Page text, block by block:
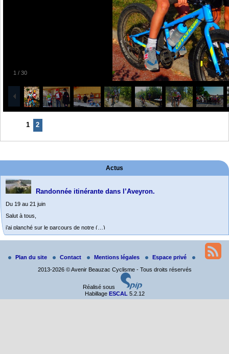
1 / 30
1 2
Actus
Randonnée itinérante dans l’Aveyron.
Du 19 au 21 juin
Salut à tous,
j’ai planché sur le parcours de notre (…)
Plan du site Contact Mentions légales
Espace privé
2013-2026 © Avenir Beauzac Cyclisme - Tous droits réservés
Réalisé sous
Habillage ESCAL 5.2.12